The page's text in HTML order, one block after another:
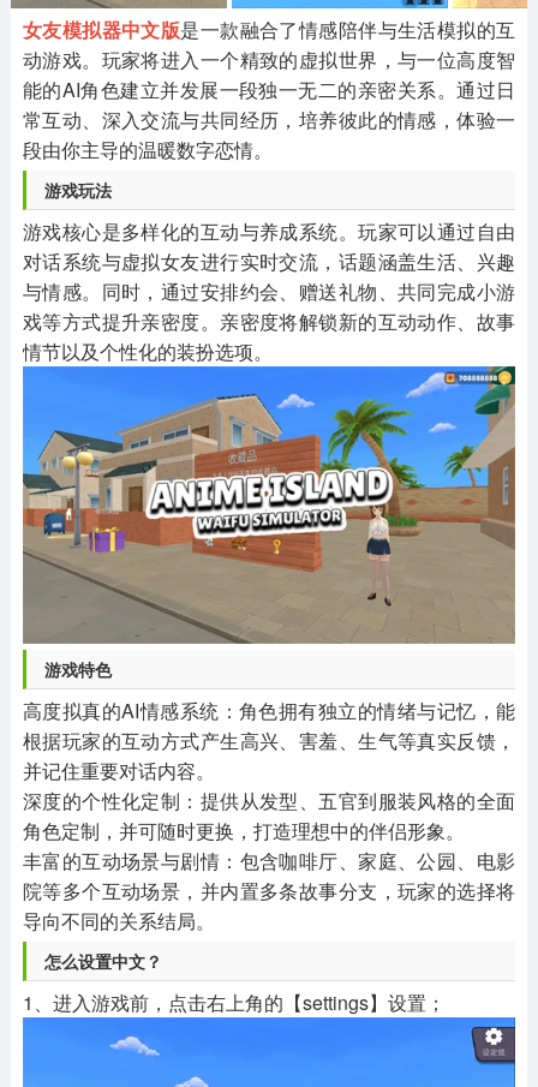
3934款应用
69款应用
701款应用
其他
982款应用
末日游戏
1407款应用
pc游戏
3450款应用
游戏攻略
63款应用
8款应用
8款应用
女友模拟器中文版是一款融合了情感陪伴与生活模拟的互
动游戏。玩家将进入一个精致的虚拟世界，与一位高度智
能的AI角色建立并发展一段独一无二的亲密关系。通过日
常互动、深入交流与共同经历，培养彼此的情感，体验一
段由你主导的温暖数字恋情。
游戏玩法
游戏核心是多样化的互动与养成系统。玩家可以通过自由
对话系统与虚拟女友进行实时交流，话题涵盖生活、兴趣
与情感。同时，通过安排约会、赠送礼物、共同完成小游
戏等方式提升亲密度。亲密度将解锁新的互动动作、故事
情节以及个性化的装扮选项。
游戏特色
高度拟真的AI情感系统：角色拥有独立的情绪与记忆，能
根据玩家的互动方式产生高兴、害羞、生气等真实反馈，
并记住重要对话内容。
深度的个性化定制：提供从发型、五官到服装风格的全面
角色定制，并可随时更换，打造理想中的伴侣形象。
丰富的互动场景与剧情：包含咖啡厅、家庭、公园、电影
院等多个互动场景，并内置多条故事分支，玩家的选择将
导向不同的关系结局。
怎么设置中文？
1、进入游戏前，点击右上角的【settings】设置；